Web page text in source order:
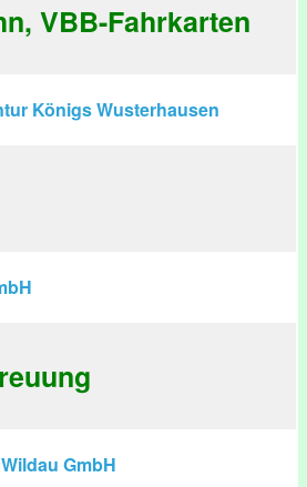
VBB-Fahrkarten
Königs Wusterhausen
GmbH